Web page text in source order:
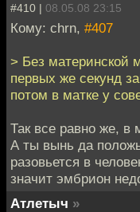
#410 | 08.05.08 23:15
Кому: chrn, #407
> Без материнской
первых же секунд
потом в матке у
Так все равно же, в
А ты вынь да
разовьется в
значит эмбрион
Атлетыч »